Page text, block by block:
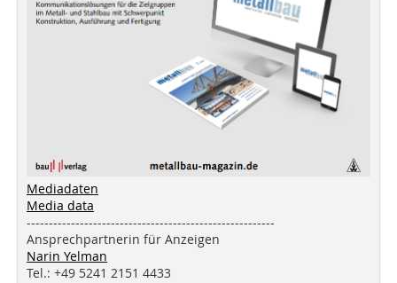
Mediadaten
Media data
--------------------------------------------------------
Ansprechpartnerin für Anzeigen
Narin Yelman
Tel.: +49 5241 2151 4433